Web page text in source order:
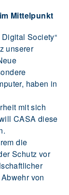
Mittelpunkt
Society“
unserer
haben in
mit sich
CASA diese
die
Schutz vor
von